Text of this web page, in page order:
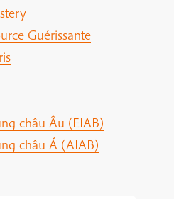
Guérissante
châu Âu (EIAB)
châu Á (AIAB)